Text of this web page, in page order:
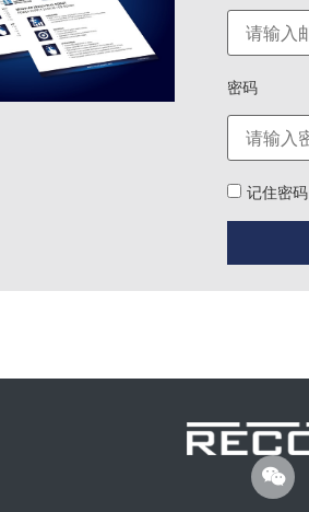
密码
记住密码